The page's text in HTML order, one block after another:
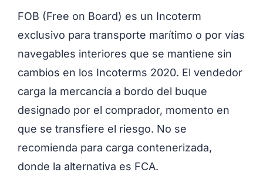
FOB (Free on Board) es un Incoterm
exclusivo para transporte marítimo o por vías
navegables interiores que se mantiene sin
cambios en los Incoterms 2020. El vendedor
carga la mercancía a bordo del buque
designado por el comprador, momento en
que se transfiere el riesgo. No se
recomienda para carga contenerizada,
donde la alternativa es FCA.